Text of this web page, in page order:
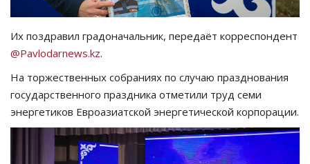
РАЗВЛЕЧЕНИЯ
OFFICIAL
Курултай
Язык
Русский
Их поздравил градоначальник, передаёт корреспондент
@Pavlodarnews.kz.
На торжественных собраниях по случаю празднования
государственного праздника отметили труд семи
энергетиков Евроазиатской энергетической корпорации.